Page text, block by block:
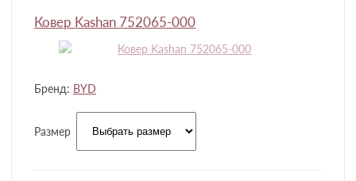
Ковер Kashan 752065-000
Бренд: BYD
Размер